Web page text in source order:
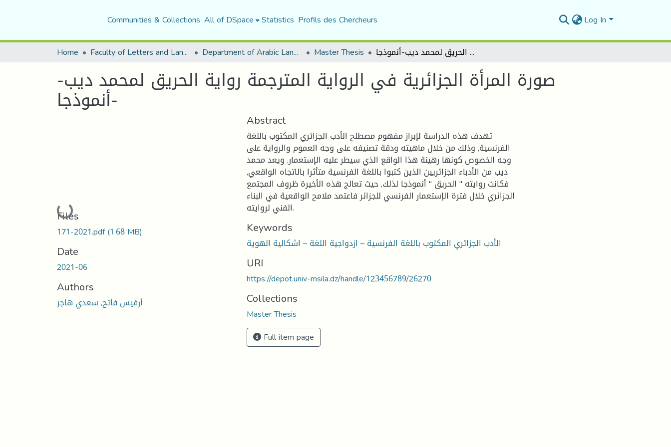
Communities & Collections All of DSpace Statistics Profils des Chercheurs Log In
Home Faculty of Letters and Languages Department of Arabic Language and Literature Master Thesis صورة المرأة الجزائرية في الرواية المترجمة رواية الحريق لمحمد ديب-أنموذجا-
صورة المرأة الجزائرية في الرواية المترجمة رواية الحريق لمحمد ديب-
أنموذجا-
Loading...
Files
171-2021.pdf(1.68 MB)
Date
2021-06
Authors
أرفيس فاتح, سعدي هاجر
Abstract
تهدف هذه الدراسة لإبراز مفهوم مصطلح الأدب الجزائري المكتوب باللغة
الفرنسية, وذلك من خلال ماهيته ودقة تصنيفه على وجه العموم والرواية على
وجه الخصوص كونها رهينة هذا الواقع الذي سيطر عليه الإستعمار, ويعد محمد
ديب من الأدباء الجزائريين الذين كتبوا باللغة الفرنسية متأثرا بالاتجاه الواقعي,
فكانت روايته '' الحريق '' أنموذجا لذلك, حيث تعالج هذه الأخيرة ظروف المجتمع
الجزائري خلال فترة الإستعمار الفرنسي للجزائر فاعتمد ملامح الواقعية في البناء
الفني لروايته.
Keywords
الأدب الجزائري المكتوب باللغة الفرنسية – ازدواجية اللغة – اشكالية الهوية
URI
https://depot.univ-msila.dz/handle/123456789/26270
Collections
Master Thesis
Full item page